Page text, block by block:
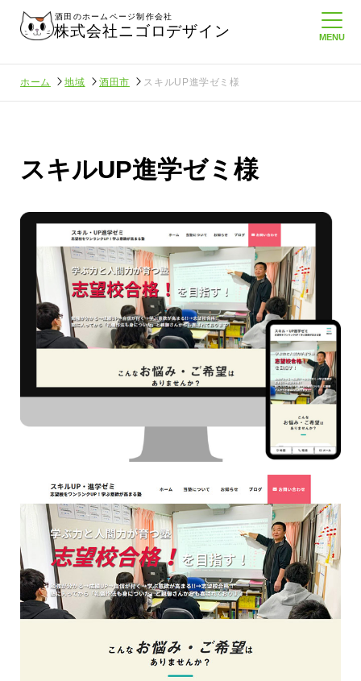
酒田のホームページ制作会社
株式会社ニゴロデザイン
ホーム 地域 酒田市 スキルUP進学ゼミ様
スキルUP進学ゼミ様
してたより利
酒田商工会議所さんへニゴロ通信を持
って行くときって8～9割方雨なんです
よね
2026.07.28